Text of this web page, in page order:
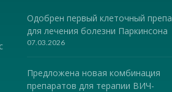
Одобрен первый клеточный
для лечения болезни Паркинсона
07.03.2026
Предложена новая комбинация
препаратов для терапии ВИЧ-